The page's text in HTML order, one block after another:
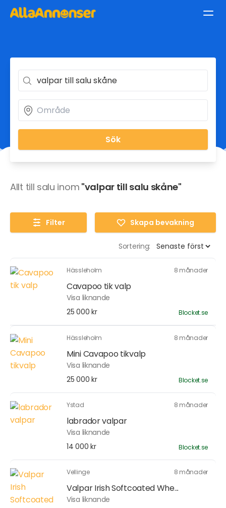
Sök
Allt till salu inom "valpar till salu skåne"
Filter Skapa bevakning
Sortering:
Hässleholm 8 månader
Cavapoo tik valp
Visa liknande
25 000 kr
Blocket.se
Hässleholm 8 månader
Mini Cavapoo tikvalp
Visa liknande
25 000 kr
Blocket.se
Ystad 8 månader
labrador valpar
Visa liknande
14 000 kr
Blocket.se
Vellinge 8 månader
Valpar Irish Softcoated Whe...
Visa liknande